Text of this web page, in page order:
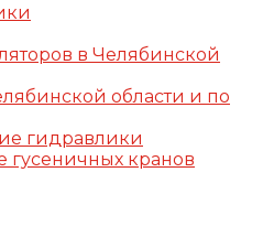
в Челябинской
области и по
гидравлики
гусеничных кранов